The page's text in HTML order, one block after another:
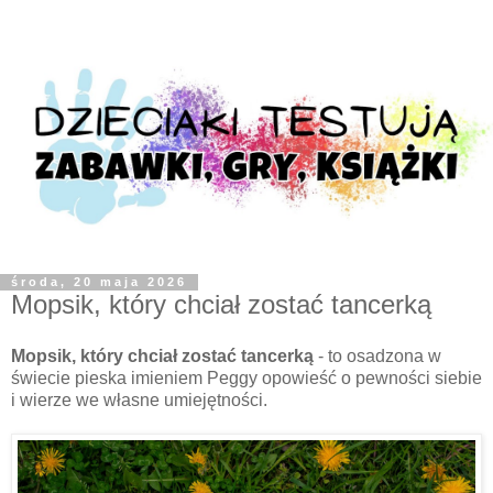
środa, 20 maja 2026
Mopsik, który chciał zostać tancerką
Mopsik, który chciał zostać tancerką - to osadzona w
świecie pieska imieniem Peggy opowieść o pewności siebie
i wierze we własne umiejętności.